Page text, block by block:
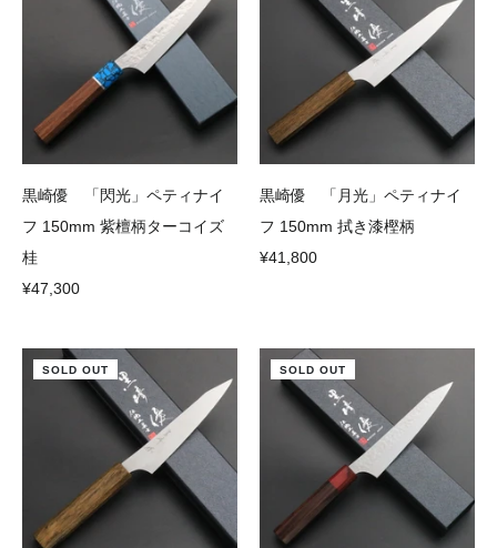
黒崎優 「閃光」ペティナイ
フ 150mm 紫檀柄ターコイズ
桂
¥47,300
黒崎優 「月光」ペティナイ
フ 150mm 拭き漆樫柄
¥41,800
SOLD OUT SOLD OUT